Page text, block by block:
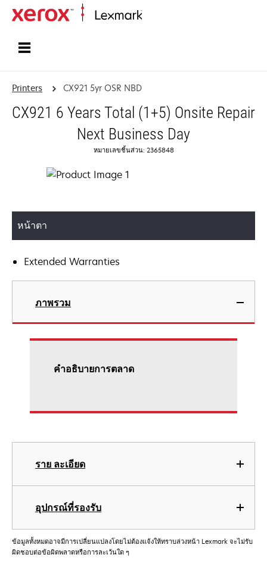
Printers CX921 5yr OSR NBD
CX921 6 Years Total (1+5) Onsite Repair
Next Business Day
หมายเลขชิ้นส่วน: 2365848
หน้าตา
Extended Warranties
ภาพรวม
ราย ละเอียด
อุปกรณ์ที่รองรับ
คําอธิบายการตลาด
ข้อมูลทั้งหมดอาจมีการเปลี่ยนแปลงโดยไม่ต้องแจ้งให้ทราบล่วงหน้า Lexmark จะไม่รับ
ผิดชอบต่อข้อผิดพลาดหรือการละเว้นใด ๆ